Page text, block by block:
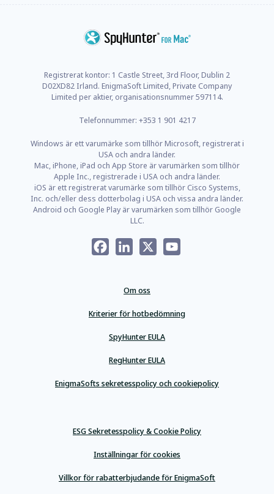
Registrerat kontor: 1 Castle Street, 3rd Floor, Dublin 2
D02XD82 Irland. EnigmaSoft Limited, Private Company
Limited per aktier, organisationsnummer 597114.
Telefonnummer: +353 1 901 4217
Windows är ett varumärke som tillhör Microsoft, registrerat i
USA och andra länder.
Mac, iPhone, iPad och App Store är varumärken som tillhör
Apple Inc., registrerade i USA och andra länder.
iOS är ett registrerat varumärke som tillhör Cisco Systems,
Inc. och/eller dess dotterbolag i USA och vissa andra länder.
Android och Google Play är varumärken som tillhör Google
LLC.
FacebookLinkedIn
Om oss
Kriterier för hotbedömning
SpyHunter EULA
RegHunter EULA
EnigmaSofts sekretesspolicy och cookiepolicy
ESG Sekretesspolicy & Cookie Policy
Inställningar för cookies
Villkor för rabatterbjudande för EnigmaSoft